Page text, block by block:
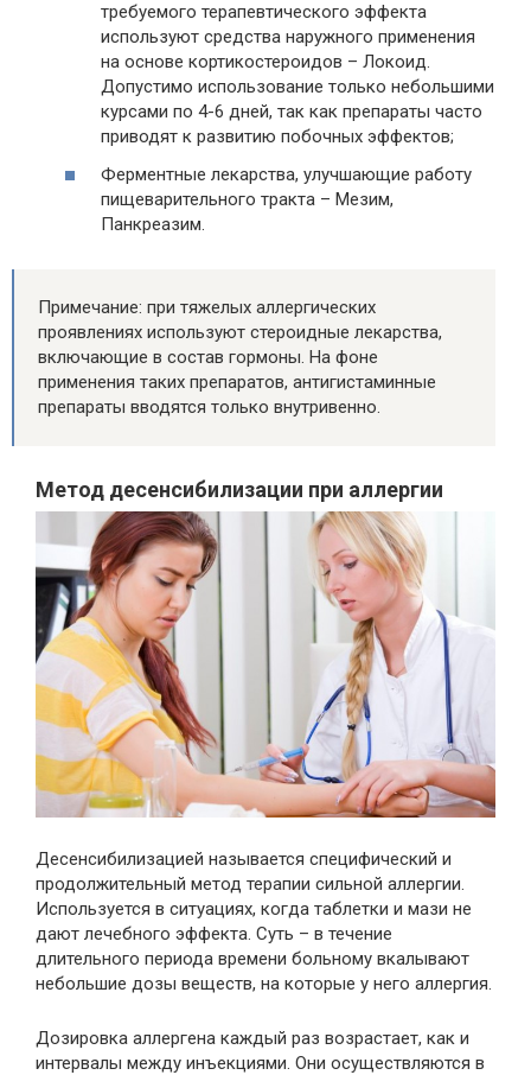
требуемого терапевтического эффекта
используют средства наружного применения
на основе кортикостероидов – Локоид.
Допустимо использование только небольшими
курсами по 4-6 дней, так как препараты часто
приводят к развитию побочных эффектов;
Ферментные лекарства, улучшающие работу
пищеварительного тракта – Мезим,
Панкреазим.
Примечание: при тяжелых аллергических
проявлениях используют стероидные лекарства,
включающие в состав гормоны. На фоне
применения таких препаратов, антигистаминные
препараты вводятся только внутривенно.
Метод десенсибилизации при аллергии
Десенсибилизацией называется специфический и
продолжительный метод терапии сильной аллергии.
Используется в ситуациях, когда таблетки и мази не
дают лечебного эффекта. Суть – в течение
длительного периода времени больному вкалывают
небольшие дозы веществ, на которые у него аллергия.
Дозировка аллергена каждый раз возрастает, как и
интервалы между инъекциями. Они осуществляются в